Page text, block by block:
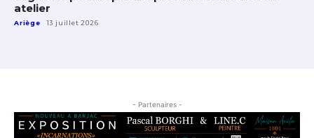
atelier
Ariège 13 juillet 2026
- Partenaires -